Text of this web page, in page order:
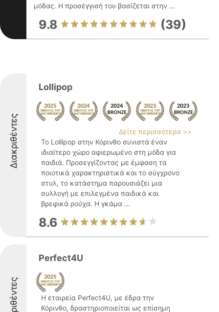
μόδας. Η προσέγγισή του βασίζεται στην ...
9.8 (39)
Διακριθέντες
Lollipop
Δείτε περισσότερα >>
Το Lollipop στην Κόρινθο συνιστά έναν
ιδιαίτερο χώρο αφιερωμένο στη μόδα για
παιδιά. Προσεγγίζοντας με έμφαση τα
ποιοτικά χαρακτηριστικά και το σύγχρονο
στυλ, το κατάστημα παρουσιάζει μια
συλλογή με επιλεγμένα παιδικά και
βρεφικά ρούχα. Η γκάμα ...
8.6
Perfect4U
Η εταιρεία Perfect4U, με έδρα την
Κόρινθο, δραστηριοποιείται ως επίσημη